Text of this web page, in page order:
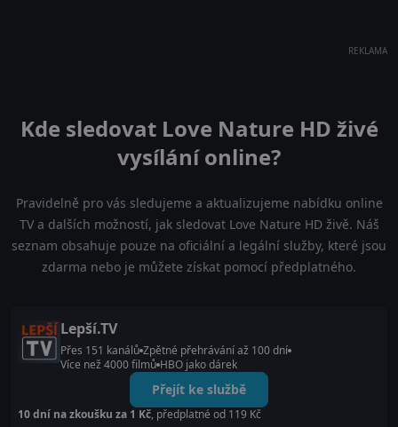
REKLAMA
Kde sledovat Love Nature HD živé
vysílání online?
Pravidelně pro vás sledujeme a aktualizujeme nabídku online
TV a dalších možností, jak sledovat Love Nature HD živě. Náš
seznam obsahuje pouze na oficiální a legální služby, které jsou
zdarma nebo je můžete získat pomocí předplatného.
Lepší.TV
Přes 151 kanálů Zpětné přehrávání až 100 dní
Více než 4000 filmů HBO jako dárek
Přejít ke službě
10 dní na zkoušku za 1 Kč, předplatné od 119 Kč